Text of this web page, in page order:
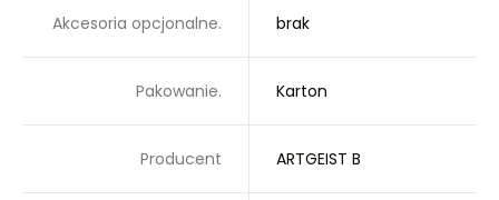
Akcesoria opcjonalne. brak
Pakowanie. Karton
Producent ARTGEIST B